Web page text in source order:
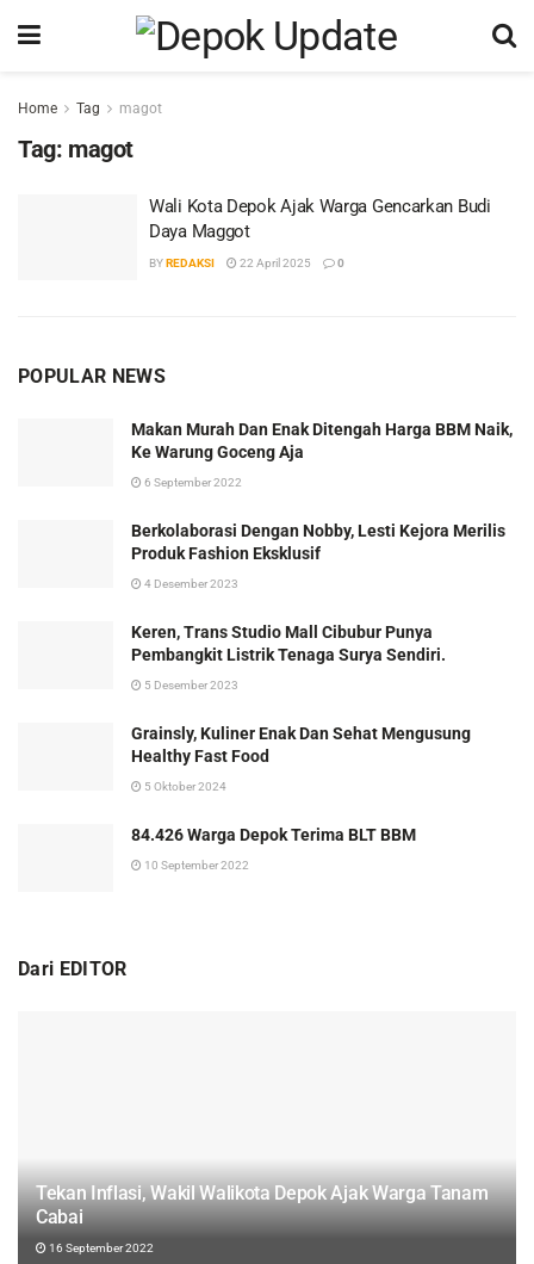
Home Tag magot
Tag: magot
Wali Kota Depok Ajak Warga Gencarkan Budi
Daya Maggot
BYREDAKSI 22 April 2025 0
POPULAR NEWS
Makan Murah Dan Enak Ditengah Harga BBM Naik,
Ke Warung Goceng Aja
6 September 2022
Berkolaborasi Dengan Nobby, Lesti Kejora Merilis
Produk Fashion Eksklusif
4 Desember 2023
Keren, Trans Studio Mall Cibubur Punya
Pembangkit Listrik Tenaga Surya Sendiri.
5 Desember 2023
Grainsly, Kuliner Enak Dan Sehat Mengusung
Healthy Fast Food
5 Oktober 2024
84.426 Warga Depok Terima BLT BBM
10 September 2022
Dari EDITOR
Tekan Inflasi, Wakil Walikota Depok Ajak Warga Tanam
Cabai
16 September 2022